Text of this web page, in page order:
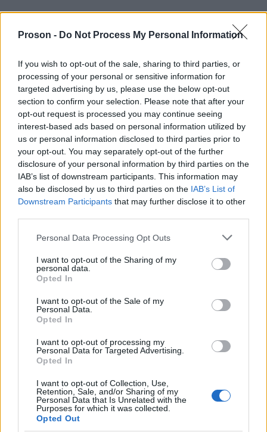
Proson - Do Not Process My Personal Information
If you wish to opt-out of the sale, sharing to third parties, or
processing of your personal or sensitive information for
targeted advertising by us, please use the below opt-out
section to confirm your selection. Please note that after your
opt-out request is processed you may continue seeing
interest-based ads based on personal information utilized by
us or personal information disclosed to third parties prior to
your opt-out. You may separately opt-out of the further
disclosure of your personal information by third parties on the
IAB’s list of downstream participants. This information may
also be disclosed by us to third parties on the IAB’s List of
Downstream Participants that may further disclose it to other
Please note that this website/app uses one or more Google
not limited to your visit or usage behaviour. You may click to
grant or deny consent to Google and its third-party tags to
use your data for below specified purposes in below Google
consent section.
Personal Data Processing Opt Outs
I want to opt-out of the Sharing of my
personal data.
Opted In
I want to opt-out of the Sale of my
Personal Data.
Opted In
I want to opt-out of processing my
Personal Data for Targeted Advertising.
Opted In
I want to opt-out of Collection, Use,
Retention, Sale, and/or Sharing of my
Personal Data that Is Unrelated with the
Purposes for which it was collected.
Opted Out
για τα Πρότυπα, Πειραματικά, Δημόσια Ωνάσεια,
Σχολεία.
ΑΣΕΠ: Πιστοποίηση Αγγλικών σε
μόνο 2 ημέρες στα χέρια σας
Πιστοποίηση Υπολογιστών σε 2
μέρες
ειδήσεις.
Βάλε το proson.gr στα αποτελέσματα